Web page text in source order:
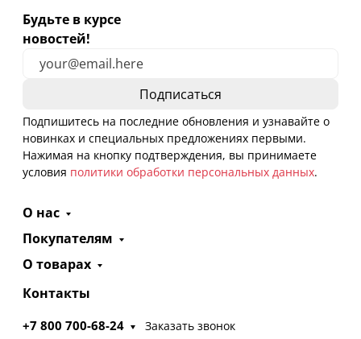
Будьте в курсе
новостей!
Подпишитесь на последние обновления и узнавайте о
новинках и специальных предложениях первыми.
Нажимая на кнопку подтверждения, вы принимаете
условия политики обработки персональных данных.
О нас
Покупателям
О товарах
Контакты
+7 800 700-68-24 Заказать звонок